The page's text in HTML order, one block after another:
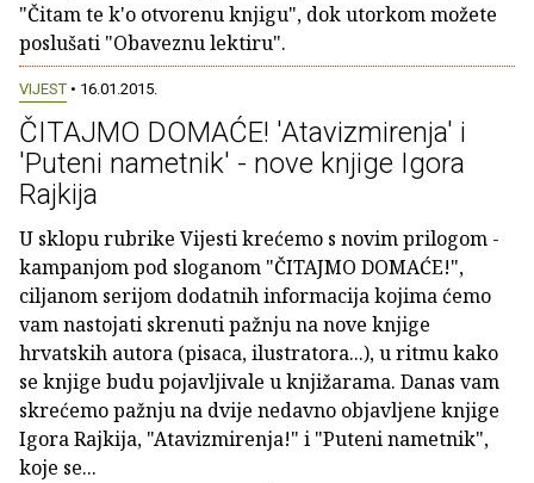
"Čitam te k'o otvorenu knjigu", dok utorkom možete
poslušati "Obaveznu lektiru".
VIJEST • 16.01.2015.
ČITAJMO DOMAĆE! 'Atavizmirenja' i
'Puteni nametnik' - nove knjige Igora
Rajkija
U sklopu rubrike Vijesti krećemo s novim prilogom -
kampanjom pod sloganom "ČITAJMO DOMAĆE!",
ciljanom serijom dodatnih informacija kojima ćemo
vam nastojati skrenuti pažnju na nove knjige
hrvatskih autora (pisaca, ilustratora...), u ritmu kako
se knjige budu pojavljivale u knjižarama. Danas vam
skrećemo pažnju na dvije nedavno objavljene knjige
Igora Rajkija, "Atavizmirenja!" i "Puteni nametnik",
koje se...